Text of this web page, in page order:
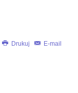
Drukuj E-mail